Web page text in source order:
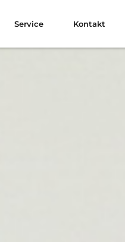
Service Kontakt